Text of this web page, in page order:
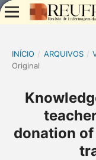
INÍCIO / ARQUIVOS /
Original
donation